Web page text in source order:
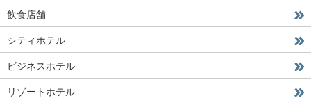
飲食店舗
シティホテル
ビジネスホテル
リゾートホテル